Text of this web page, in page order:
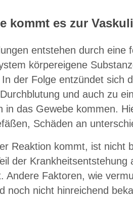
kommt es zur
entstehen durch eine
körpereigene
der Folge entzündet sich
und auch zu
in das Gewebe kommen.
Schäden an
Reaktion kommt, ist nicht
der Krankheitsentstehung
Andere Faktoren, wie
noch nicht hinreichend